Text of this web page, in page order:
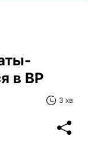
в ВР
3 хв